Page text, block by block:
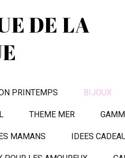
DE LA
PRINTEMPS BIJOUX
THEME MER
MAMANS IDEES